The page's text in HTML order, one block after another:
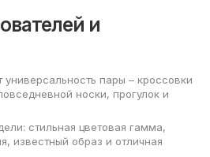
и
универсальность пары – кроссовки
носки, прогулок и
стильная цветовая гамма,
известный образ и отличная